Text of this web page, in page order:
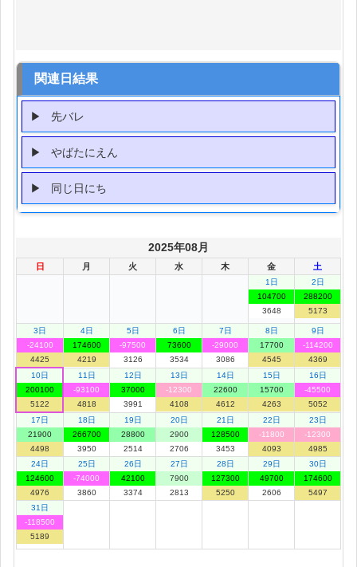
関連日結果
先バレ
やばたにえん
同じ日にち
2025年08月
日 月 火 水 木 金 土
1日
104700
3648
2日
288200
5173
3日
-24100
4425
4日
174600
4219
5日
-97500
3126
6日
73600
3534
7日
-29000
3086
8日
17700
4545
9日
-114200
4369
10日
200100
5122
11日
-93100
4818
12日
37000
3991
13日
-12300
4108
14日
22600
4612
15日
15700
4263
16日
-45500
5052
17日
21900
4498
18日
266700
3950
19日
28800
2514
20日
2900
2706
21日
128500
3453
22日
-11800
4093
23日
-12300
4985
24日
124600
4976
25日
-74000
3860
26日
42100
3374
27日
7900
2813
28日
127300
5250
29日
49700
2606
30日
174600
5497
31日
-118500
5189